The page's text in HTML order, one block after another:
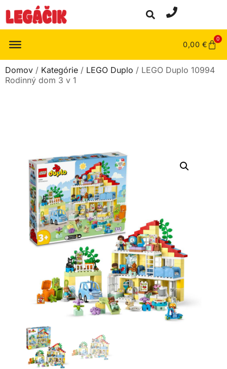
0,00 €
0
Domov / Kategórie / LEGO Duplo / LEGO Duplo 10994
Rodinný dom 3 v 1